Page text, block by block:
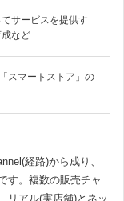
サービスを提供す
成など
スマートストア」の
経路)から成り、
す。複数の販売チャ
リアル(実店舗)とネッ